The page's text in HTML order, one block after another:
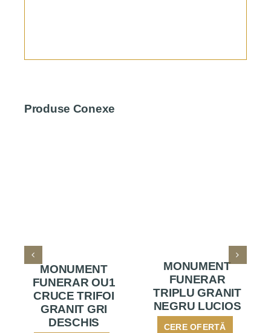
Produse Conexe
MONUMENT
FUNERAR OU1
CRUCE TRIFOI
GRANIT GRI
DESCHIS
MONUMENT
FUNERAR
TRIPLU GRANIT
NEGRU LUCIOS
CERE OFERTĂ